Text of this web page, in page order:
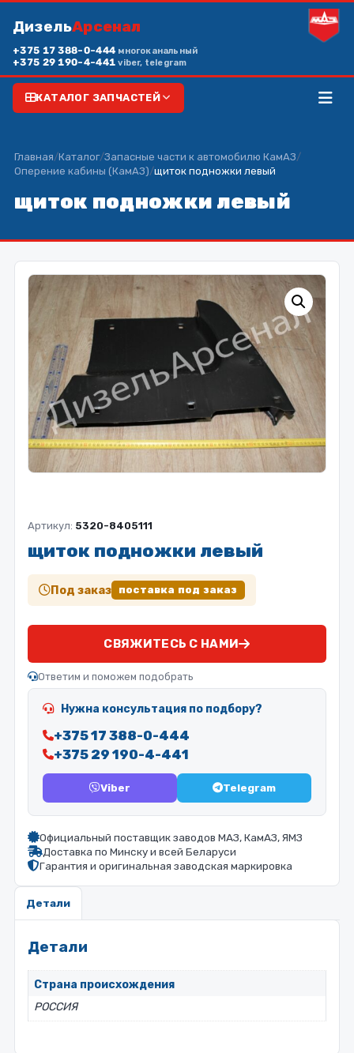
ДизельАрсенал
+375 17 388-0-444 многоканальный
+375 29 190-4-441viber, telegram
КАТАЛОГ ЗАПЧАСТЕЙ
Главная/Каталог/Запасные части к автомобилю КамАЗ/
Оперение кабины (КамАЗ)/щиток подножки левый
щиток подножки левый
Артикул: 5320-8405111
щиток подножки левый
Под заказ поставка под заказ
СВЯЖИТЕСЬ С НАМИ
Ответим и поможем подобрать
Нужна консультация по подбору?
+375 17 388-0-444
+375 29 190-4-441
Viber Telegram
Официальный поставщик заводов МАЗ, КамАЗ, ЯМЗ
Доставка по Минску и всей Беларуси
Гарантия и оригинальная заводская маркировка
Детали
Детали
Страна происхождения
РОССИЯ